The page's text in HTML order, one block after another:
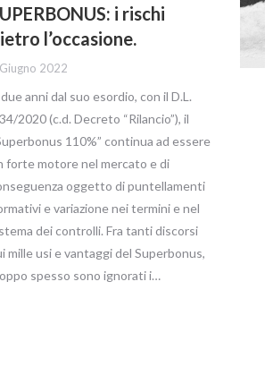
i rischi
l’occasione.
2022
anni dal suo esordio, con il D.L.
2020 (c.d. Decreto “Rilancio”), il
110%” continua ad essere
forte motore nel mercato e di
oggetto di puntellamenti
e variazione nei termini e nel
dei controlli. Fra tanti discorsi
mille usi e vantaggi del Superbonus,
spesso sono ignorati i…